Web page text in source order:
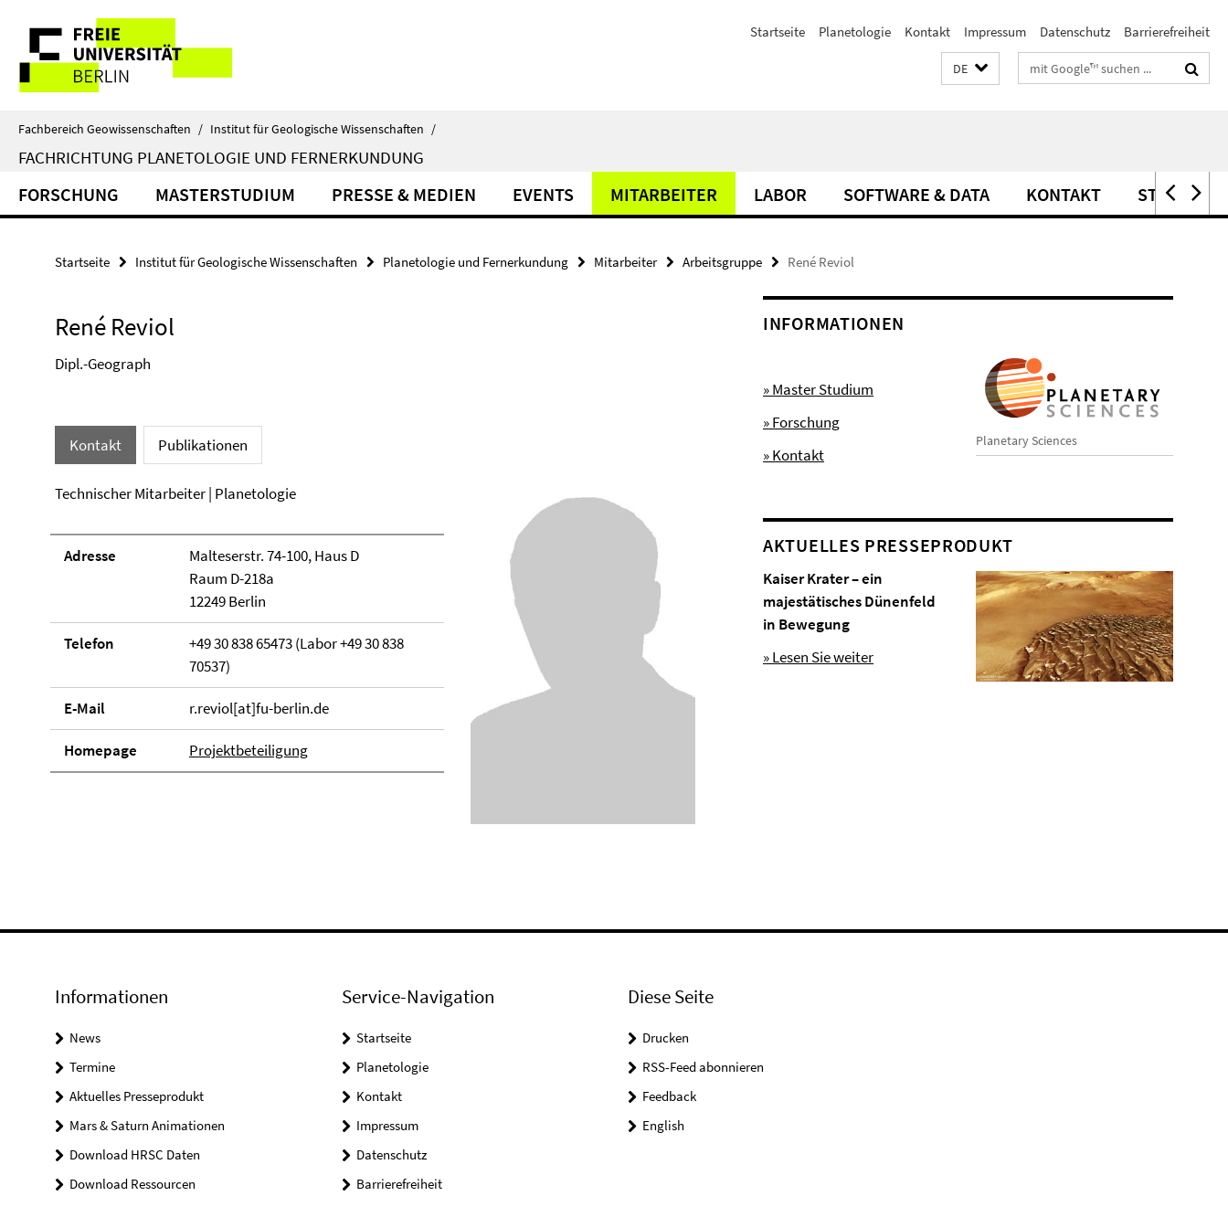
direkt
Inhalt
Service-
Navigation
Startseite Planetologie Kontakt Impressum Datenschutz Barrierefreiheit
DE Suchbegriffe
Fachbereich Geowissenschaften / Institut für Geologische Wissenschaften /
FACHRICHTUNG PLANETOLOGIE UND FERNERKUNDUNG
FORSCHUNG MASTERSTUDIUM PRESSE & MEDIEN EVENTS MITARBEITER LABOR SOFTWARE & DATA KONTAKT STELLEN
Startseite Institut für Geologische Wissenschaften Planetologie und Fernerkundung Mitarbeiter Arbeitsgruppe René Reviol
René Reviol
Dipl.-Geograph
Kontakt Publikationen
Technischer Mitarbeiter | Planetologie
Adresse
Malteserstr. 74-100, Haus D
Raum D-218a
12249 Berlin
Telefon
+49 30 838 65473 (Labor +49 30 838
70537)
E-Mail r.reviol[at]fu-berlin.de
Homepage Projektbeteiligung
INFORMATIONEN
Planetary Sciences
» Master Studium
» Forschung
» Kontakt
AKTUELLES PRESSEPRODUKT
Kaiser Krater – ein
majestätisches Dünenfeld
in Bewegung
» Lesen Sie weiter
Informationen
News
Termine
Aktuelles Presseprodukt
Mars & Saturn Animationen
Download HRSC Daten
Download Ressourcen
Service-Navigation
Startseite
Planetologie
Kontakt
Impressum
Datenschutz
Barrierefreiheit
Diese Seite
Drucken
RSS-Feed abonnieren
Feedback
English